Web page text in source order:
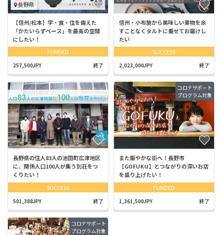
長野県
【信州/松本】学・食・住を備えた
「かたいらずベース」を最高の空間
にしたい！
FUNDED
257,500JPY 終了
信州・小布施から美味しい果物を余
すことなくタルトに乗せてお届けし
たい
SUCCESS
2,023,000JPY 終了
長野県の住人83人の池田町広津地区
に、関係人口100人が集う別荘をつ
くりたい！
SUCCESS
501,388JPY 終了
コロナサポート
プログラム対象
また賑やかな街へ！長野市
【GOFUKU】とつながりの深いお店
を盛り上げたい！
FUNDED
1,361,500JPY 終了
コロナサポート
プログラム対象